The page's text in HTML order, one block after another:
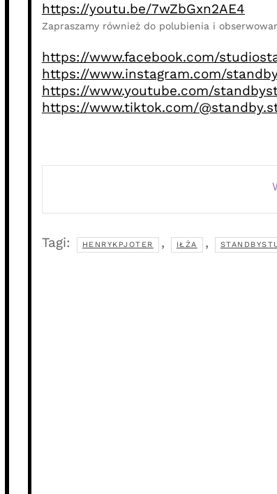
https://youtu.be/7wZbGxn2AE4
Zapraszamy również do polubienia i
https://www.facebook.com/
https://www.instagram.com/
https://www.youtube.com/
https://www.tiktok.com/
Tagi: HENRYKPJOTER , IŁŻA ,